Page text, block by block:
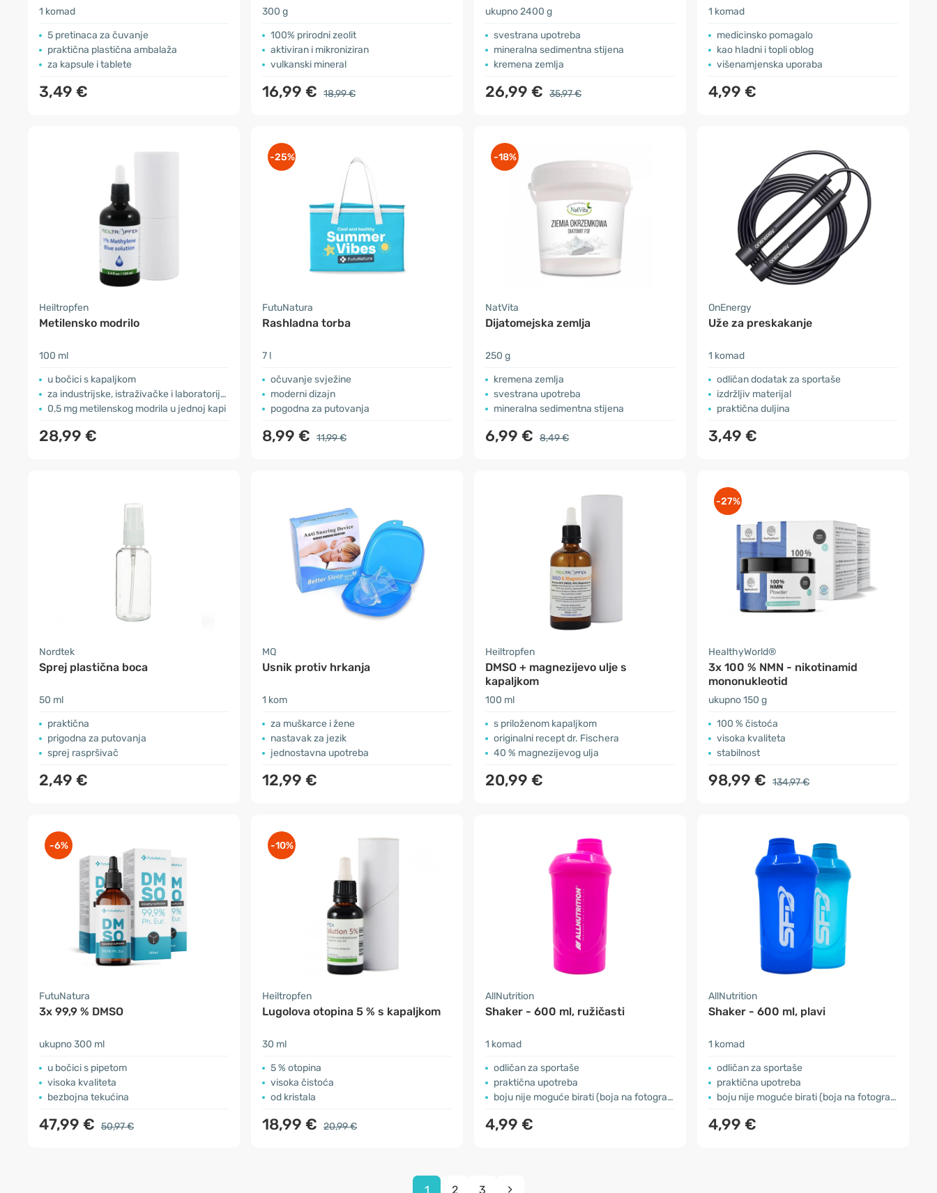
1 komad
5 pretinaca za čuvanje
praktična plastična ambalaža
za kapsule i tablete
3,49 €
300 g
100% prirodni zeolit
aktiviran i mikroniziran
vulkanski mineral
16,99 € 18,99 €
ukupno 2400 g
svestrana upotreba
mineralna sedimentna stijena
kremena zemlja
26,99 € 35,97 €
1 komad
medicinsko pomagalo
kao hladni i topli oblog
višenamjenska uporaba
4,99 €
Heiltropfen
Metilensko modrilo
100 ml
u bočici s kapaljkom
za industrijske, istraživačke i laboratorijske svrhe
0,5 mg metilenskog modrila u jednoj kapi
28,99 €
-25%
FutuNatura
Rashladna torba
7 l
očuvanje svježine
moderni dizajn
pogodna za putovanja
8,99 € 11,99 €
-18%
NatVita
Dijatomejska zemlja
250 g
kremena zemlja
svestrana upotreba
mineralna sedimentna stijena
6,99 € 8,49 €
OnEnergy
Uže za preskakanje
1 komad
odličan dodatak za sportaše
izdržljiv materijal
praktična duljina
3,49 €
Nordtek
Sprej plastična boca
50 ml
praktična
prigodna za putovanja
sprej raspršivač
2,49 €
MQ
Usnik protiv hrkanja
1 kom
za muškarce i žene
nastavak za jezik
jednostavna upotreba
12,99 €
Heiltropfen
DMSO + magnezijevo ulje s
kapaljkom
100 ml
s priloženom kapaljkom
originalni recept dr. Fischera
40 % magnezijevog ulja
20,99 €
-27%
HealthyWorld®
3x 100 % NMN - nikotinamid
mononukleotid
ukupno 150 g
100 % čistoća
visoka kvaliteta
stabilnost
98,99 € 134,97 €
-6%
FutuNatura
3x 99,9 % DMSO
ukupno 300 ml
u bočici s pipetom
visoka kvaliteta
bezbojna tekućina
47,99 € 50,97 €
-10%
Heiltropfen
Lugolova otopina 5 % s kapaljkom
30 ml
5 % otopina
visoka čistoća
od kristala
18,99 € 20,99 €
AllNutrition
Shaker - 600 ml, ružičasti
1 komad
odličan za sportaše
praktična upotreba
boju nije moguće birati (boja na fotografiji je simbolična)
4,99 €
AllNutrition
Shaker - 600 ml, plavi
1 komad
odličan za sportaše
praktična upotreba
boju nije moguće birati (boja na fotografiji je simbolična)
4,99 €
1 2 3